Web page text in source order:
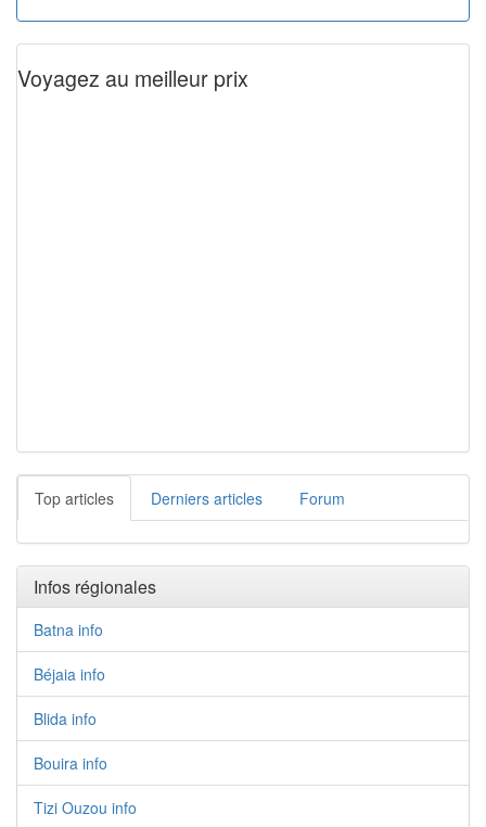
Voyagez au meilleur prix
Top articles Derniers articles Forum
Infos régionales
Batna info
Béjaia info
Blida info
Bouira info
Tizi Ouzou info